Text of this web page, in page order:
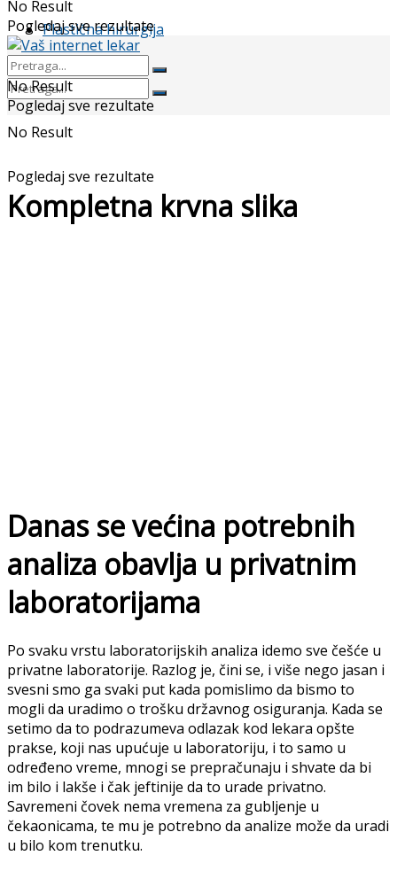
Plastična hirurgija
No Result
Pogledaj sve rezultate
No Result
Pogledaj sve rezultate
No Result
Pogledaj sve rezultate
Kompletna krvna slika
Danas se većina potrebnih
analiza obavlja u privatnim
laboratorijama
Po svaku vrstu laboratorijskih analiza idemo sve češće u
privatne laboratorije. Razlog je, čini se, i više nego jasan i
svesni smo ga svaki put kada pomislimo da bismo to
mogli da uradimo o trošku državnog osiguranja. Kada se
setimo da to podrazumeva odlazak kod lekara opšte
prakse, koji nas upućuje u laboratoriju, i to samo u
određeno vreme, mnogi se prepračunaju i shvate da bi
im bilo i lakše i čak jeftinije da to urade privatno.
Savremeni čovek nema vremena za gubljenje u
čekaonicama, te mu je potrebno da analize može da uradi
u bilo kom trenutku.